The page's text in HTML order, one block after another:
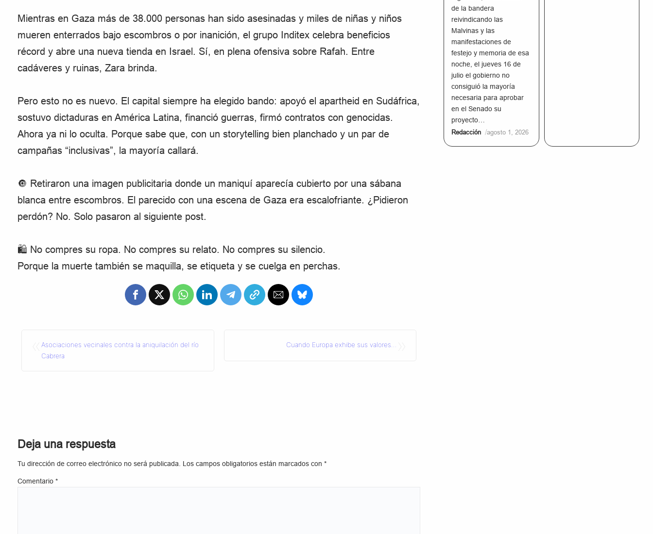
Mientras en Gaza más de 38.000 personas han sido asesinadas y miles de niñas y niños
mueren enterrados bajo escombros o por inanición, el grupo Inditex celebra beneficios
récord y abre una nueva tienda en Israel. Sí, en plena ofensiva sobre Rafah. Entre
cadáveres y ruinas, Zara brinda.
Pero esto no es nuevo. El capital siempre ha elegido bando: apoyó el apartheid en Sudáfrica,
sostuvo dictaduras en América Latina, financió guerras, firmó contratos con genocidas.
Ahora ya ni lo oculta. Porque sabe que, con un storytelling bien planchado y un par de
campañas “inclusivas”, la mayoría callará.
🔘 Retiraron una imagen publicitaria donde un maniquí aparecía cubierto por una sábana
blanca entre escombros. El parecido con una escena de Gaza era escalofriante. ¿Pidieron
perdón? No. Solo pasaron al siguiente post.
🛍️ No compres su ropa. No compres su relato. No compres su silencio.
Porque la muerte también se maquilla, se etiqueta y se cuelga en perchas.
Asociaciones vecinales contra la aniquilación del río
Cabrera
Cuando Europa exhibe sus valores…
Deja una respuesta
Tu dirección de correo electrónico no será publicada. Los campos obligatorios están marcados con *
Comentario *
de la bandera
reivindicando las
Malvinas y las
manifestaciones de
festejo y memoria de esa
noche, el jueves 16 de
julio el gobierno no
consiguió la mayoría
necesaria para aprobar
en el Senado su
proyecto…
Redacción /agosto 1, 2026